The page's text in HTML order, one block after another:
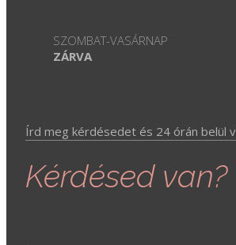
SZOMBAT-VASÁRNAP
ZÁRVA
Írd meg kérdésedet és 24 órán belül
Kérdésed van?